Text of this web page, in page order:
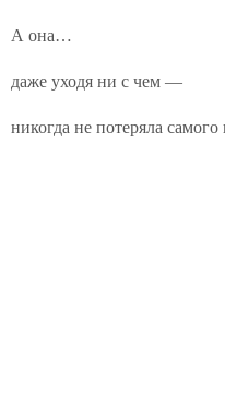
А она…
даже уходя ни с чем —
никогда не потеряла